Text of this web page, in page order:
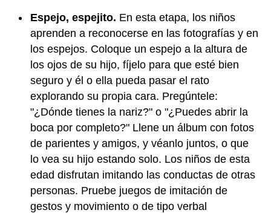
Espejo, espejito. En esta etapa, los niños
aprenden a reconocerse en las fotografías y en
los espejos. Coloque un espejo a la altura de
los ojos de su hijo, fíjelo para que esté bien
seguro y él o ella pueda pasar el rato
explorando su propia cara. Pregúntele:
"¿Dónde tienes la nariz?" o "¿Puedes abrir la
boca por completo?" Llene un álbum con fotos
de parientes y amigos, y véanlo juntos, o que
lo vea su hijo estando solo. Los niños de esta
edad disfrutan imitando las conductas de otras
personas. Pruebe juegos de imitación de
gestos y movimiento o de tipo verbal